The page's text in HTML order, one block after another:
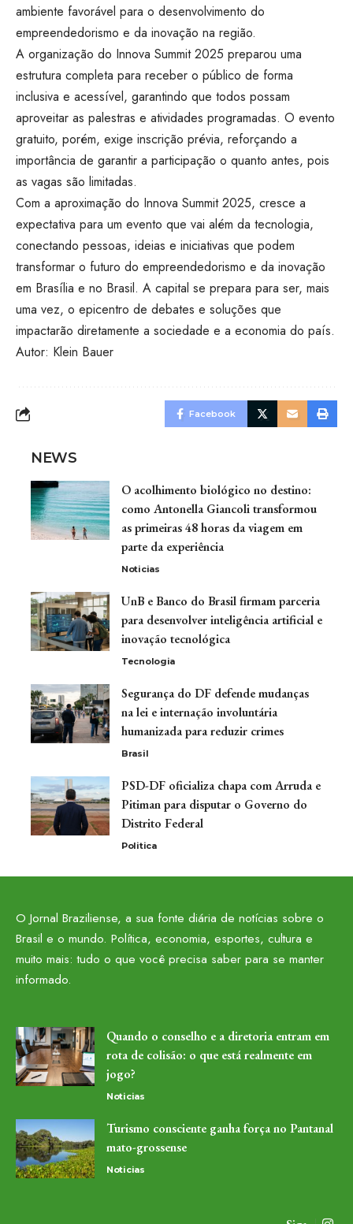
ambiente favorável para o desenvolvimento do
empreendedorismo e da inovação na região.
A organização do Innova Summit 2025 preparou uma
estrutura completa para receber o público de forma
inclusiva e acessível, garantindo que todos possam
aproveitar as palestras e atividades programadas. O evento
gratuito, porém, exige inscrição prévia, reforçando a
importância de garantir a participação o quanto antes, pois
as vagas são limitadas.
Com a aproximação do Innova Summit 2025, cresce a
expectativa para um evento que vai além da tecnologia,
conectando pessoas, ideias e iniciativas que podem
transformar o futuro do empreendedorismo e da inovação
em Brasília e no Brasil. A capital se prepara para ser, mais
uma vez, o epicentro de debates e soluções que
impactarão diretamente a sociedade e a economia do país.
Autor: Klein Bauer
Facebook
NEWS
O acolhimento biológico no destino:
como Antonella Giancoli transformou
as primeiras 48 horas da viagem em
parte da experiência
Noticias
UnB e Banco do Brasil firmam parceria
para desenvolver inteligência artificial e
inovação tecnológica
Tecnologia
Segurança do DF defende mudanças
na lei e internação involuntária
humanizada para reduzir crimes
Brasil
PSD-DF oficializa chapa com Arruda e
Pitiman para disputar o Governo do
Distrito Federal
Politica
O Jornal Braziliense, a sua fonte diária de notícias sobre o
Brasil e o mundo. Política, economia, esportes, cultura e
muito mais: tudo o que você precisa saber para se manter
informado.
Quando o conselho e a diretoria entram em
rota de colisão: o que está realmente em
jogo?
Noticias
Turismo consciente ganha força no Pantanal
mato-grossense
Noticias